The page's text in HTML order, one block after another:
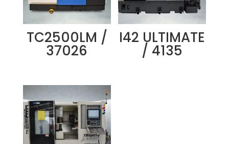
TC2500LM /
37026
I42 ULTIMATE
/ 4135